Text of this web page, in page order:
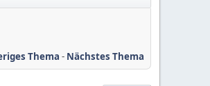
Thema - Nächstes Thema